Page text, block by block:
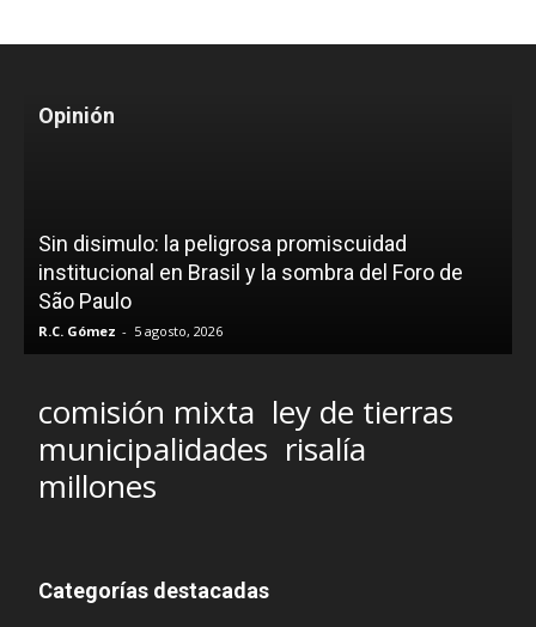
Opinión
Sin disimulo: la peligrosa promiscuidad
institucional en Brasil y la sombra del Foro de
São Paulo
R.C. Gómez - 5 agosto, 2026
comisión mixta ley de tierras
municipalidades risalía
millones
Categorías destacadas